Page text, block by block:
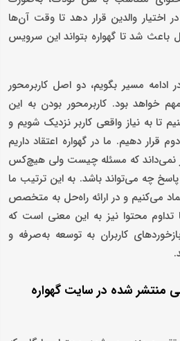
اختیار والدین قرار دهد تا وقت‌ آن‌ها
باعث شد تا گهواره بتواند این سرویس
ادامه مسیر بگویم، دو اصل کاربرمحور
خواهد بود. کاربرمحور بودن به این
به نیاز واقعی کاربر نزدیک شویم و
قرار دهیم. ما در گهواره اعتقاد داریم
نمی‌داند که مسئله چیست ولی هیچ‌کس
پاسخ چه می‌تواند باشد. به این ترتیب ما
می‌کنیم و در ارائه راه‌حل به متخصص
محتوا نیز به این معنی است که
کاربران به توسعه به‌صرفه و
منتشر شده در سایت گهواره